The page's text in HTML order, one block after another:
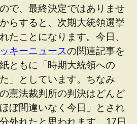
で、最終決定ではありませ
らすると、次期大統領選挙
たことになります。今日、
キーニュースの関連記事を
ともに「時期大統領への
」としています。ちなみ
憲法裁判所の判決はどんど
ぼ間違いなく今日」とされ
外れたと思われます。17日